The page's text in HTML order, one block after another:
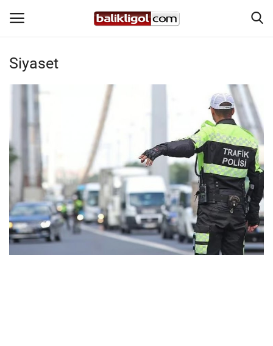
Giriş Yap
Anasayfa
Köşe Yazıları
Şanlıurfa
Eğitim
Magazin
Siyaset